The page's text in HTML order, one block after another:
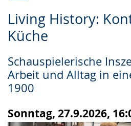
Living History:
Küche
Schauspielerische
Arbeit und Alltag in
1900
Sonntag, 27.9.2026,
Leichten
Sprache
Audio-
Unterstützung.
Video
in
Gebärdensprache
wird
angezeigt.